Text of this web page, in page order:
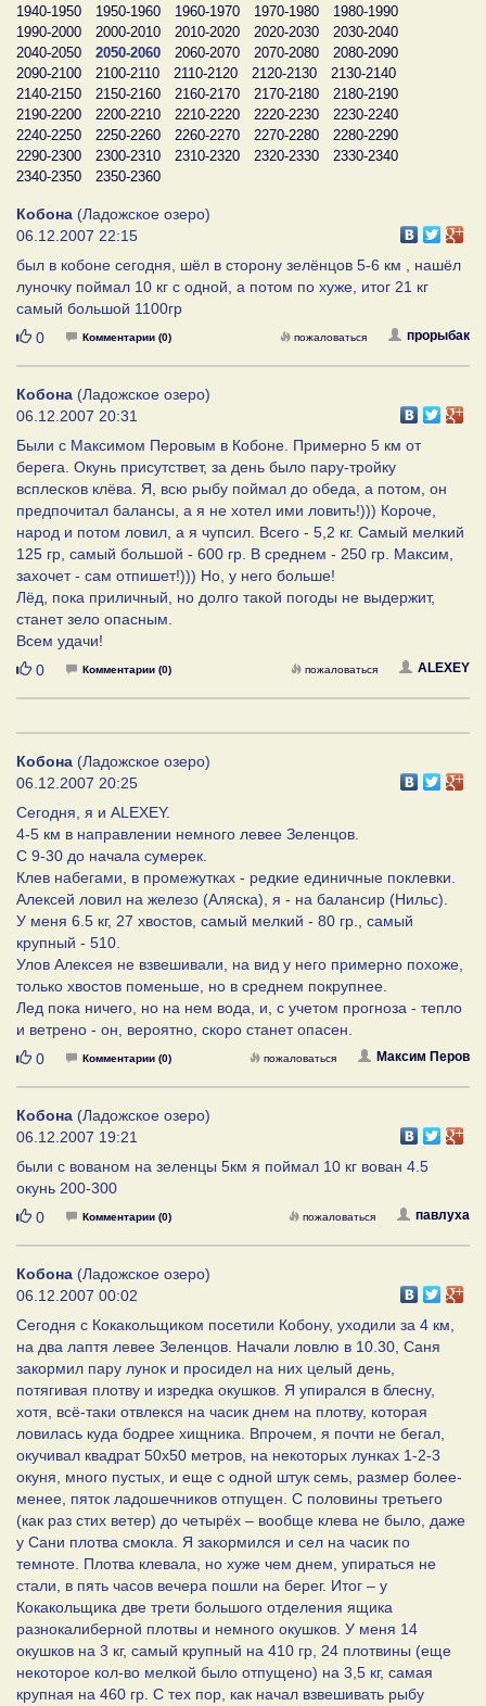
1940-1950
1950-1960 1960-1970 1970-1980
1980-1990
1990-2000
2000-2010 2010-2020 2020-2030
2030-2040
2040-2050
2050-2060 2060-2070 2070-2080
2080-2090
2090-2100
2100-2110 2110-2120 2120-2130
2130-2140
2140-2150
2150-2160 2160-2170 2170-2180
2180-2190
2190-2200
2200-2210 2210-2220 2220-2230
2230-2240
2240-2250
2250-2260 2260-2270 2270-2280
2280-2290
2290-2300
2300-2310 2310-2320 2320-2330
2330-2340
2340-2350
2350-2360
Кобона (Ладожское озеро)
06.12.2007 22:15
был в кобоне сегодня, шёл в сторону зелёнцов 5-6 км , нашёл
луночку поймал 10 кг с одной, а потом по хуже, итог 21 кг
самый большой 1100гр
Нравится
0 Комментарии (0) прорыбак
пожаловаться
Кобона (Ладожское озеро)
06.12.2007 20:31
Были с Максимом Перовым в Кобоне. Примерно 5 км от
берега. Окунь присутствет, за день было пару-тройку
всплесков клёва. Я, всю рыбу поймал до обеда, а потом, он
предпочитал балансы, а я не хотел ими ловить!))) Короче,
народ и потом ловил, а я чупсил. Всего - 5,2 кг. Самый мелкий
125 гр, самый большой - 600 гр. В среднем - 250 гр. Максим,
захочет - сам отпишет!))) Но, у него больше!
Лёд, пока приличный, но долго такой погоды не выдержит,
станет зело опасным.
Всем удачи!
Нравится
0 Комментарии (0) ALEXEY
пожаловаться
Кобона (Ладожское озеро)
06.12.2007 20:25
Сегодня, я и ALEXEY.
4-5 км в направлении немного левее Зеленцов.
С 9-30 до начала сумерек.
Клев набегами, в промежутках - редкие единичные поклевки.
Алексей ловил на железо (Aляска), я - на балансир (Нильс).
У меня 6.5 кг, 27 хвостов, самый мелкий - 80 гр., самый
крупный - 510.
Улов Алексея не взвешивали, на вид у него примерно похоже,
только хвостов поменьше, но в среднем покрупнее.
Лед пока ничего, но на нем вода, и, с учетом прогноза - тепло
и ветрено - он, вероятно, скоро станет опасен.
Нравится
0 Комментарии (0) Максим Перов
пожаловаться
Кобона (Ладожское озеро)
06.12.2007 19:21
были с вованом на зеленцы 5км я поймал 10 кг вован 4.5
окунь 200-300
Нравится
0 Комментарии (0) павлуха
пожаловаться
Кобона (Ладожское озеро)
06.12.2007 00:02
Сегодня с Кокакольщиком посетили Кобону, уходили за 4 км,
на два лаптя левее Зеленцов. Начали ловлю в 10.30, Саня
закормил пару лунок и просидел на них целый день,
потягивая плотву и изредка окушков. Я упирался в блесну,
хотя, всё-таки отвлекся на часик днем на плотву, которая
ловилась куда бодрее хищника. Впрочем, я почти не бегал,
окучивал квадрат 50х50 метров, на некоторых лунках 1-2-3
окуня, много пустых, и еще с одной штук семь, размер более-
менее, пяток ладошечников отпущен. С половины третьего
(как раз стих ветер) до четырёх – вообще клева не было, даже
у Сани плотва смокла. Я закормился и сел на часик по
темноте. Плотва клевала, но хуже чем днем, упираться не
стали, в пять часов вечера пошли на берег. Итог – у
Кокакольщика две трети большого отделения ящика
разнокалиберной плотвы и немного окушков. У меня 14
окушков на 3 кг, самый крупный на 410 гр, 24 плотвины (еще
некоторое кол-во мелкой было отпущено) на 3,5 кг, самая
крупная на 460 гр. С тех пор, как начал взвешивать рыбу